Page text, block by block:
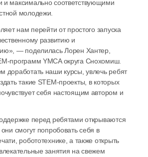
и максимально соответствующими
молодежи.
нам перейти от простого запуска
развитию и
— поделилась Лорен Хантер,
программ YMCA округа Снохомиш.
доработать наши курсы, увлечь ребят
такие STEM-проекты, в которых
себя настоящим автором и
перед ребятами открываются
смогут попробовать себя в
робототехнике, а также открыть
занятия на свежем